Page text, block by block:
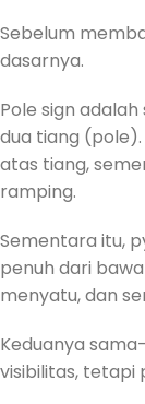
Sebelum
dasarnya.
Pole sign
dua tiang
atas tiang,
ramping.
Sementara itu,
penuh dari
menyatu, dan
Keduanya
visibilitas, tetapi